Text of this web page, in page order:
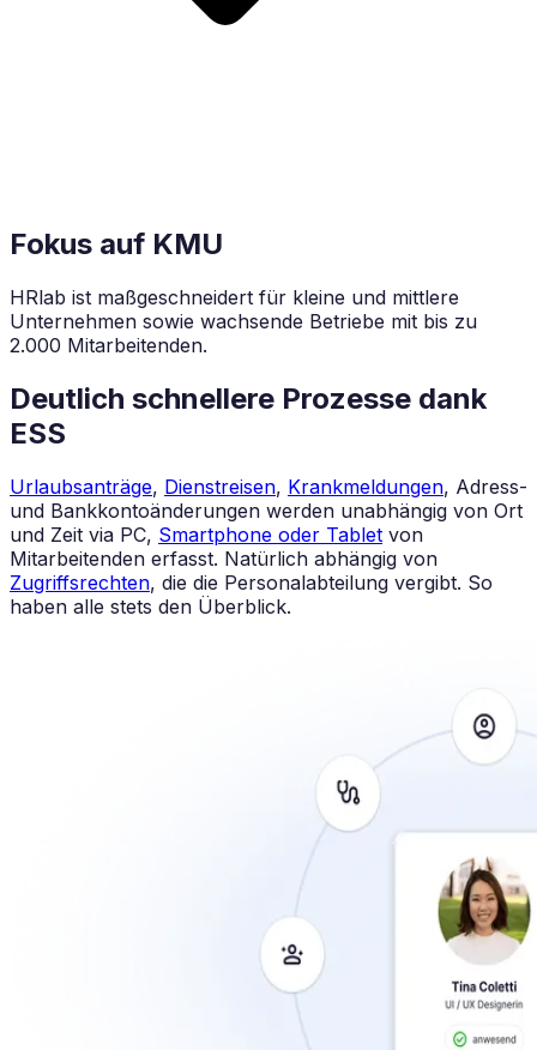
Fokus auf KMU
HRlab ist maßgeschneidert für kleine und mittlere
Unternehmen sowie wachsende Betriebe mit bis zu
2.000 Mitarbeitenden.
Deutlich schnellere Prozesse dank
ESS
Urlaubsanträge, Dienstreisen, Krankmeldungen, Adress-
und Bankkontoänderungen werden unabhängig von Ort
und Zeit via PC, Smartphone oder Tablet von
Mitarbeitenden erfasst. Natürlich abhängig von
Zugriffsrechten, die die Personalabteilung vergibt. So
haben alle stets den Überblick.